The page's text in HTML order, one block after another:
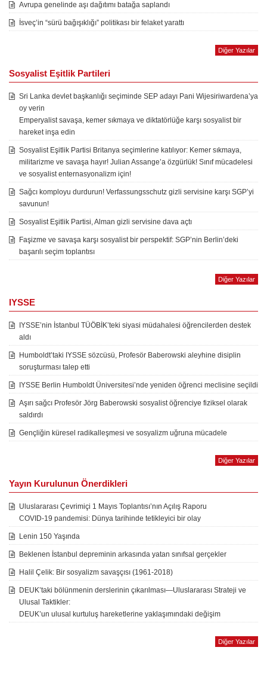
Avrupa genelinde aşı dağıtımı batağa saplandı
İsveç’in “sürü bağışıklığı” politikası bir felaket yarattı
Diğer Yazılar
Sosyalist Eşitlik Partileri
Sri Lanka devlet başkanlığı seçiminde SEP adayı Pani Wijesiriwardena’ya
oy verin
Emperyalist savaşa, kemer sıkmaya ve diktatörlüğe karşı sosyalist bir
hareket inşa edin
Sosyalist Eşitlik Partisi Britanya seçimlerine katılıyor: Kemer sıkmaya,
militarizme ve savaşa hayır! Julian Assange’a özgürlük! Sınıf mücadelesi
ve sosyalist enternasyonalizm için!
Sağcı komployu durdurun! Verfassungsschutz gizli servisine karşı SGP’yi
savunun!
Sosyalist Eşitlik Partisi, Alman gizli servisine dava açtı
Faşizme ve savaşa karşı sosyalist bir perspektif: SGP’nin Berlin’deki
başarılı seçim toplantısı
Diğer Yazılar
IYSSE
IYSSE’nin İstanbul TÜÖBİK’teki siyasi müdahalesi öğrencilerden destek
aldı
Humboldt’taki IYSSE sözcüsü, Profesör Baberowski aleyhine disiplin
soruşturması talep etti
IYSSE Berlin Humboldt Üniversitesi’nde yeniden öğrenci meclisine seçildi
Aşırı sağcı Profesör Jörg Baberowski sosyalist öğrenciye fiziksel olarak
saldırdı
Gençliğin küresel radikalleşmesi ve sosyalizm uğruna mücadele
Diğer Yazılar
Yayın Kurulunun Önerdikleri
Uluslararası Çevrimiçi 1 Mayıs Toplantısı’nın Açılış Raporu
COVID-19 pandemisi: Dünya tarihinde tetikleyici bir olay
Lenin 150 Yaşında
Beklenen İstanbul depreminin arkasında yatan sınıfsal gerçekler
Halil Çelik: Bir sosyalizm savaşçısı (1961-2018)
DEUK’taki bölünmenin derslerinin çıkarılması—Uluslararası Strateji ve
Ulusal Taktikler:
DEUK’un ulusal kurtuluş hareketlerine yaklaşımındaki değişim
Diğer Yazılar